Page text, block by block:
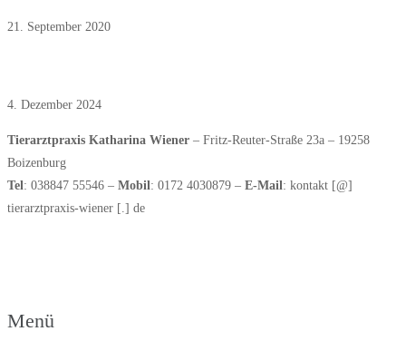
21. September 2020
4. Dezember 2024
Tierarztpraxis Katharina Wiener – Fritz-Reuter-Straße 23a – 19258
Boizenburg
Tel: 038847 55546 – Mobil: 0172 4030879 – E-Mail: kontakt [@]
tierarztpraxis-wiener [.] de
Menü